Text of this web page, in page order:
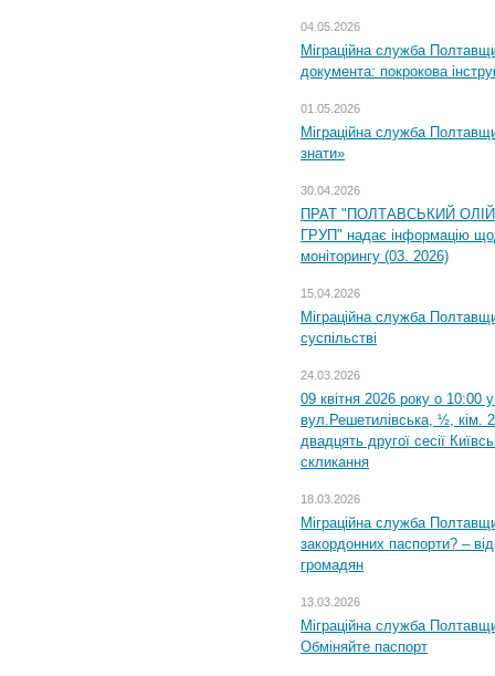
04.05.2026
Міграційна служба
документа: покрокова
01.05.2026
Міграційна служба
знати»
30.04.2026
ПРАТ "ПОЛТАВСЬКИЙ
ГРУП" надає інформацію
моніторингу (03. 2026)
15.04.2026
Міграційна служба
суспільстві
24.03.2026
09 квітня 2026 року о 10:00
вул.Решетилівська, ½, кім.
двадцять другої сесії
скликання
18.03.2026
Міграційна служба
закордонних паспорти? –
громадян
13.03.2026
Міграційна служба
Обміняйте паспорт